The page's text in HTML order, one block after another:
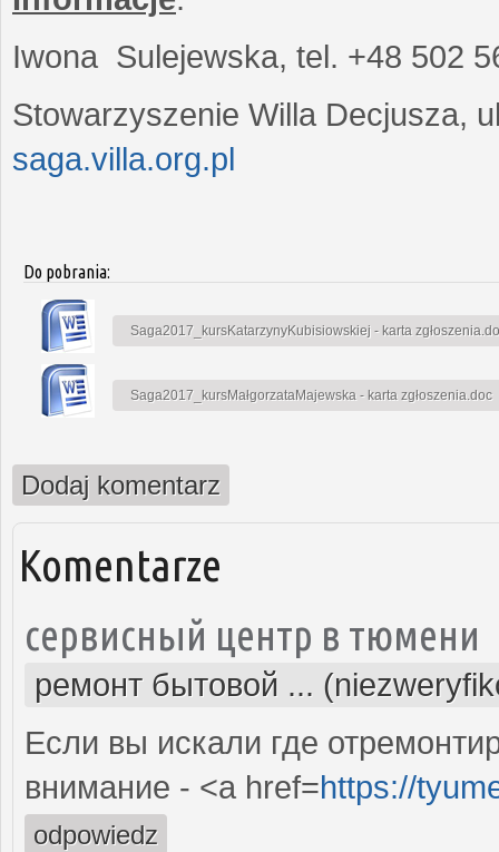
Iwona Sulejewska, tel. +48 502
Stowarzyszenie Willa Decjusza,
saga.villa.org.pl
Do pobrania:
Saga2017_kursKatarzynyKubisiowskiej - karta
Saga2017_kursMałgorzataMajewska - karta zgłoszenia.doc
Dodaj komentarz
Komentarze
сервисный центр в тюмени
ремонт бытовой ...
Если вы искали где
внимание - <a href=https://
odpowiedz